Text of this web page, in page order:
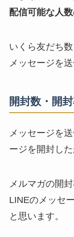
配信可能な人数
いくら友だち
メッセージを
開封数・開
メッセージを
ージを開封し
メルマガの開
LINEのメッセ
と思います。